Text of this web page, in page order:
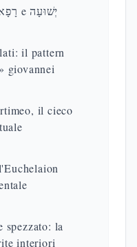
guarigione: רָפָא, מַרְפֵּא e יְשׁוּעָה
il pattern
giovannei
il cieco
spezzato: la
interiori